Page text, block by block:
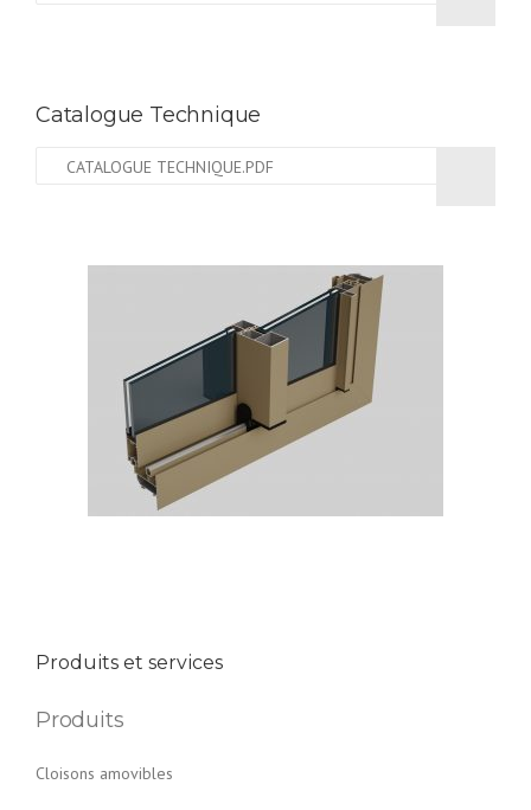
Catalogue Technique
CATALOGUE TECHNIQUE.PDF
Produits et services
Produits
Cloisons amovibles